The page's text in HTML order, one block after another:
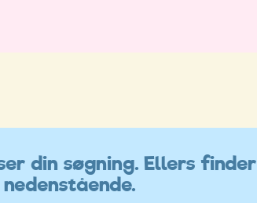
din søgning. Ellers finder